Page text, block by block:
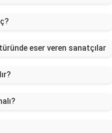
eser veren sanatçılar